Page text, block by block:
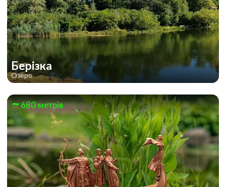
Берізка
Озеро
680 метрів